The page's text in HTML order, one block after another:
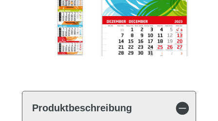
Produktbeschreibung